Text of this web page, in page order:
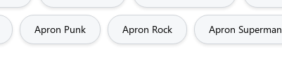
Apron Punk Apron Rock Apron Superman